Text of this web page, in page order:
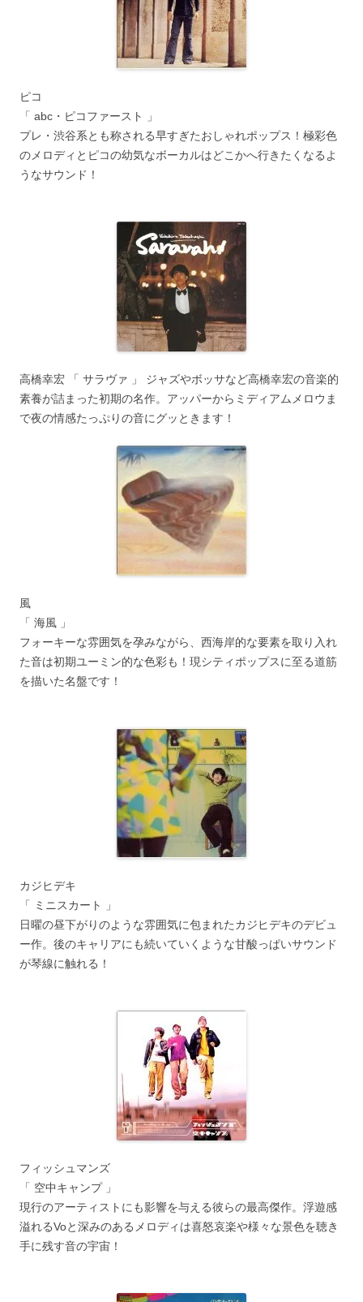
ピコ
「 abc・ピコファースト 」
プレ・渋谷系とも称される早すぎたおしゃれポップス！極彩色
のメロディとピコの幼気なボーカルはどこかへ行きたくなるよ
うなサウンド！
高橋幸宏 「 サラヴァ 」 ジャズやボッサなど高橋幸宏の音楽的
素養が詰まった初期の名作。アッパーからミディアムメロウま
で夜の情感たっぷりの音にグッときます！
風
「 海風 」
フォーキーな雰囲気を孕みながら、西海岸的な要素を取り入れ
た音は初期ユーミン的な色彩も！現シティポップスに至る道筋
を描いた名盤です！
カジヒデキ
「 ミニスカート 」
日曜の昼下がりのような雰囲気に包まれたカジヒデキのデビュ
ー作。後のキャリアにも続いていくような甘酸っぱいサウンド
が琴線に触れる！
フィッシュマンズ
「 空中キャンプ 」
現行のアーティストにも影響を与える彼らの最高傑作。浮遊感
溢れるVoと深みのあるメロディは喜怒哀楽や様々な景色を聴き
手に残す音の宇宙！